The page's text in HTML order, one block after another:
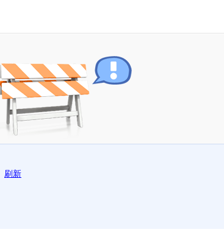
刷新